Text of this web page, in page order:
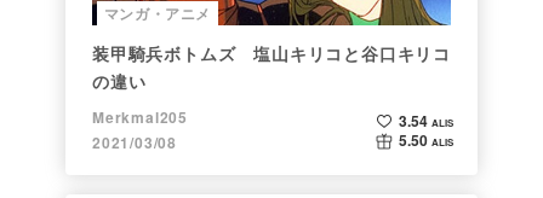
マンガ・アニメ
装甲騎兵ボトムズ 塩山キリコと谷口キリコ
の違い
Merkmal205
2021/03/08
3.54 ALIS
5.50 ALIS